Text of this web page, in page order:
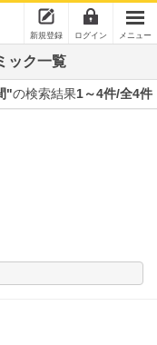
新規登録 ログイン メニュー
ック一覧
"の検索結果1～4件/全4件